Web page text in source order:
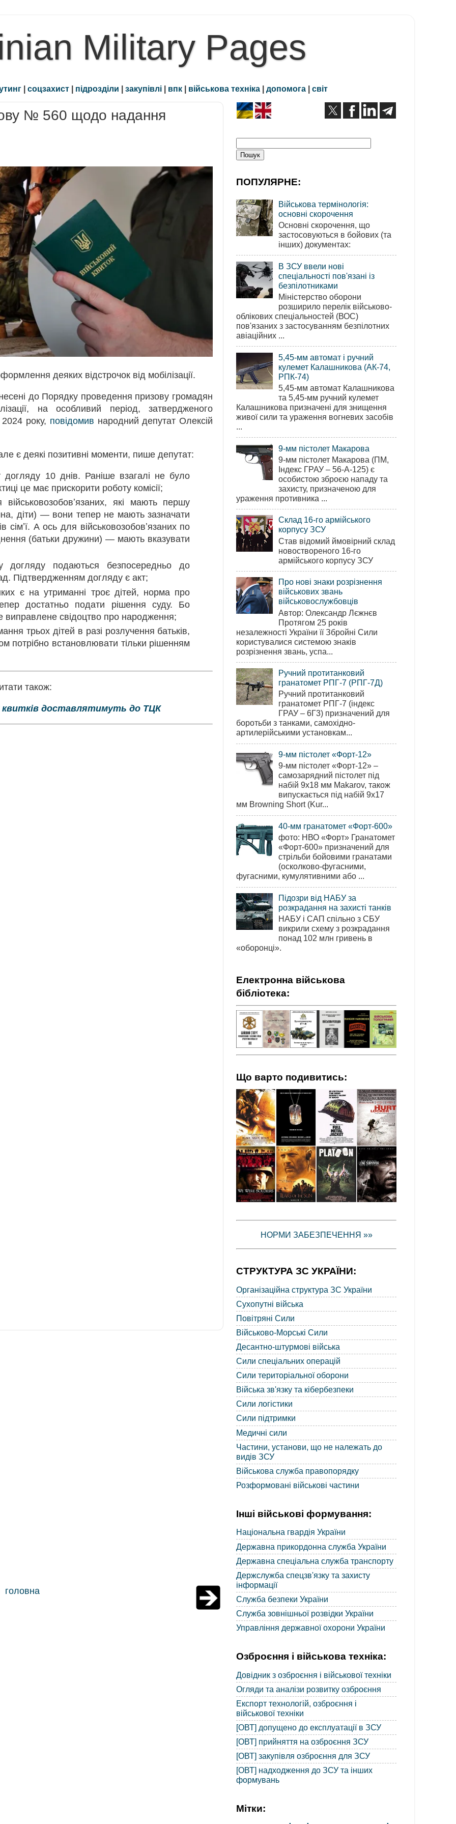
Military Pages
| соцзахист | підрозділи | закупівлі | впк | військова техніка | допомога | світ
№ 560 щодо надання
деяких відстрочок від мобілізації.
до Порядку проведення призову громадян
на особливий період, затвердженого
року, повідомив народний депутат Олексій
є деякі позитивні моменти, пише депутат:
догляду 10 днів. Раніше взагалі не було
це має прискорити роботу комісії;
які мають першу
діти) — вони тепер не мають зазначати
сімʼї. А ось для військовозобовʼязаних по
(батьки дружини) — мають вказувати
догляду подаються безпосередньо до
Підтвердженням догляду є акт;
є на утриманні троє дітей, норма про
достатньо подати рішення суду. Бо
виправлене свідоцтво про народження;
трьох дітей в разі розлучення батьків,
потрібно встановлювати тільки рішенням
також:
квитків доставлятимуть до ТЦК
головна
ПОПУЛЯРНЕ:
Військова термінологія:
основні скорочення
Основні скорочення, що
застосовуються в бойових (та
інших) документах:
В ЗСУ ввели нові
спеціальності пов'язані із
безпілотниками
Міністерство оборони
розширило перелік військово-
облікових спеціальностей (ВОС)
пов'язаних з застосуванням безпілотних
авіаційних ...
5,45-мм автомат і ручний
кулемет Калашникова (АК-74,
РПК-74)
5,45-мм автомат Калашникова
та 5,45-мм ручний кулемет
Калашникова призначені для знищення
живої сили та ураження вогневих засобів
...
9-мм пістолет Макарова
9-мм пістолет Макарова (ПМ,
Індекс ГРАУ – 56-А-125) є
особистою зброєю нападу та
захисту, призначеною для
ураження противника ...
Склад 16-го армійського
корпусу ЗСУ
Став відомий ймовірний склад
новоствореного 16-го
армійського корпусу ЗСУ
Про нові знаки розрізнення
військових звань
військовослужбовців
Автор: Олександр Лєжнєв
Протягом 25 років
незалежності України її Збройні Сили
користувалися системою знаків
розрізнення звань, успа...
Ручний протитанковий
гранатомет РПГ-7 (РПГ-7Д)
Ручний протитанковий
гранатомет РПГ-7 (індекс
ГРАУ – 6Г3) призначений для
боротьби з танками, самохідно-
артилерійськими установкам...
9-мм пістолет «Форт-12»
9-мм пістолет «Форт-12» –
самозарядний пістолет під
набій 9х18 мм Makarov, також
випускається під набій 9х17
мм Browning Short (Kur...
40-мм гранатомет «Форт-600»
фото: НВО «Форт» Гранатомет
«Форт-600» призначений для
стрільби бойовими гранатами
(осколково-фугасними,
фугасними, кумулятивними або ...
Підозри від НАБУ за
розкрадання на захисті танків
НАБУ і САП спільно з СБУ
викрили схему з розкрадання
понад 102 млн гривень в
«оборонці».
Електронна військова
бібліотека:
Що варто подивитись:
НОРМИ ЗАБЕЗПЕЧЕННЯ »»
СТРУКТУРА ЗС УКРАЇНИ:
Організаційна структура ЗС України
Сухопутні війська
Повітряні Сили
Військово-Морські Сили
Десантно-штурмові війська
Сили спеціальних операцій
Сили територіальної оборони
Війська зв'язку та кібербезпеки
Сили логістики
Сили підтримки
Медичні сили
Частини, установи, що не належать до
видів ЗСУ
Військова служба правопорядку
Розформовані військові частини
Інші військові формування:
Національна гвардія України
Державна прикордонна служба України
Державна спеціальна служба транспорту
Держслужба спецзв'язку та захисту
інформації
Служба безпеки України
Служба зовнішньої розвідки України
Управління державної охорони України
Озброєння і військова техніка:
Довідник з озброєння і військової техніки
Огляди та аналізи розвитку озброєння
Експорт технологій, озброєння і
військової техніки
[ОВТ] допущено до експлуатації в ЗСУ
[ОВТ] прийняття на озброєння ЗСУ
[ОВТ] закупівля озброєння для ЗСУ
[ОВТ] надходження до ЗСУ та інших
формувань
Мітки: